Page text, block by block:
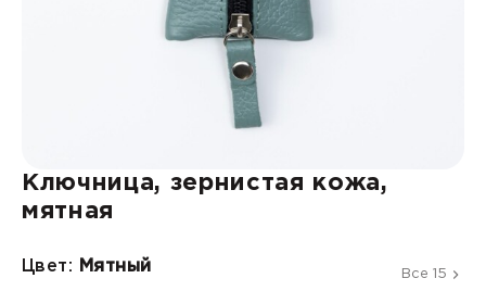
Ключница, зернистая кожа,
мятная
Цвет: Мятный Все 15